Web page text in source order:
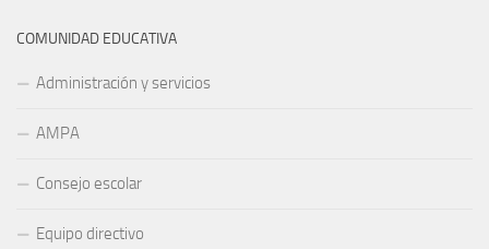
COMUNIDAD EDUCATIVA
Administración y servicios
AMPA
Consejo escolar
Equipo directivo